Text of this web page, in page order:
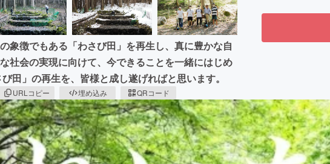
象徴でもある「わさび田」を再生し、真に豊かな自
社会の実現に向けて、今できることを一緒にはじめ
田」の再生を、皆様と成し遂げればと思います。
URLコピー 埋め込み QRコード